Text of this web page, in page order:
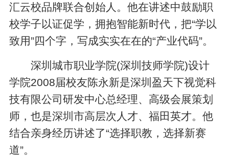
汇云校品牌联合创始人。他在讲述中鼓励职
校学子以证促学，拥抱智能新时代，把“学以
致用”四个字，写成实实在在的“产业代码”。
深圳城市职业学院(深圳技师学院)设计
学院2008届校友陈永新是深圳盈天下视觉科
技有限公司研发中心总经理、高级会展策划
师，也是深圳市高层次人才、福田英才。他
结合亲身经历讲述了“选择职教，选择新赛
道”。